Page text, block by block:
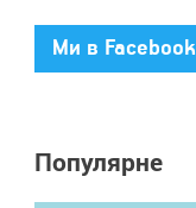
Ми в Facebook
Популярне